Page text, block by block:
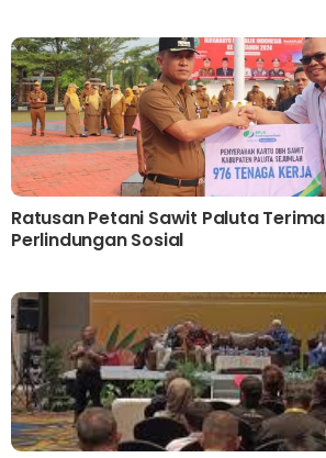
Ratusan Petani Sawit Paluta
Perlindungan Sosial